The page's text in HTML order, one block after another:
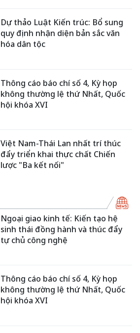
Dự thảo Luật Kiến trúc: Bổ sung
quy định nhận diện bản sắc văn
hóa dân tộc
Thông cáo báo chí số 4, Kỳ họp
không thường lệ thứ Nhất, Quốc
hội khóa XVI
Việt Nam-Thái Lan nhất trí thúc
đẩy triển khai thực chất Chiến
lược "Ba kết nối"
Ngoại giao kinh tế: Kiến tạo hệ
sinh thái đồng hành và thúc đẩy
tự chủ công nghệ
Thông cáo báo chí số 4, Kỳ họp
không thường lệ thứ Nhất, Quốc
hội khóa XVI